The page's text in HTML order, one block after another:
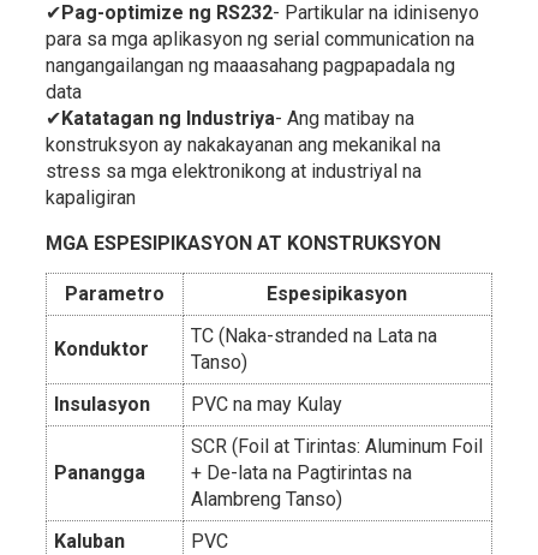
✔Pag-optimize ng RS232- Partikular na idinisenyo
para sa mga aplikasyon ng serial communication na
nangangailangan ng maaasahang pagpapadala ng
data
✔Katatagan ng Industriya- Ang matibay na
konstruksyon ay nakakayanan ang mekanikal na
stress sa mga elektronikong at industriyal na
kapaligiran
MGA ESPESIPIKASYON AT KONSTRUKSYON
Parametro Espesipikasyon
Konduktor
TC (Naka-stranded na Lata na
Tanso)
Insulasyon
PVC na may Kulay
Panangga
SCR (Foil at Tirintas: Aluminum Foil
+ De-lata na Pagtirintas na
Alambreng Tanso)
Kaluban
PVC